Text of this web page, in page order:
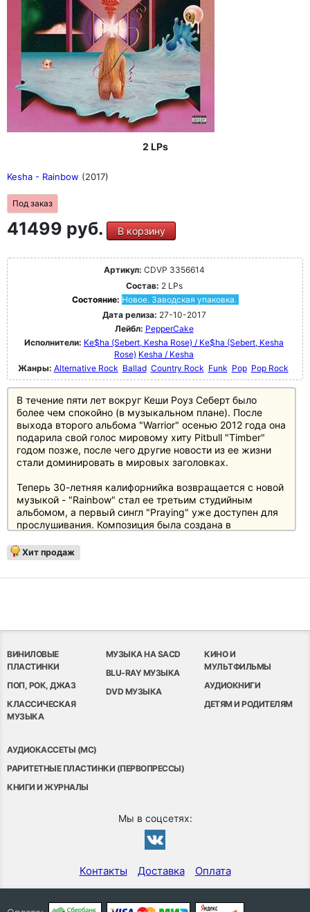
Альбом варьирует от самых небесных высот до
эмоциональных минимумов. В центре всего этого
неизменно стоит пылкая уверенность Кеши в себе,
сочетающаяся с блестящими фразами "F**k Off",
танцевальным грувом и напоминаниями о том, что не
стоит обращать так много внимания на ненавистников.
В некоторых песнях, написанных под влиянием рэпа,
она демонстрирует свое мастерство скорострельного
лирического оружия, в то время как в других
композициях появляются элементы фолка.
Завершают альбом "High Road" dream-pop ода дружбе
2 LPs
Kesha - Rainbow (2017)
Под заказ
41499 руб. В корзину
Артикул: CDVP 3356614
Состав: 2 LPs
Состояние: Новое. Заводская упаковка.
Дата релиза: 27-10-2017
Лейбл: PepperCake
Исполнители: Ke$ha (Sebert, Kesha Rose) / Ke$ha (Sebert, Kesha
Rose) Kesha / Kesha
Жанры: Alternative Rock Ballad Country Rock Funk Pop Pop Rock
В течение пяти лет вокруг Кеши Роуз Себерт было
более чем спокойно (в музыкальном плане). После
выхода второго альбома "Warrior" осенью 2012 года она
подарила свой голос мировому хиту Pitbull "Timber"
годом позже, после чего другие новости из ее жизни
стали доминировать в мировых заголовках.
Теперь 30-летняя калифорнийка возвращается с новой
музыкой - "Rainbow" стал ее третьим студийным
альбомом, а первый сингл "Praying" уже доступен для
прослушивания. Композиция была создана в
Ryan Lewis), Беном Абрахамом (Secretly Canadian) и
Эндрю Джослином (Mark Lanegan и др.); Льюис также
десятку лучших хитов в американских чартах Billboard
и на сегодняшний день продала более тринадцати
миллионов альбомов по всему миру.
Хит продаж
ВИНИЛОВЫЕ
ПЛАСТИНКИ
ПОП, РОК, ДЖАЗ
КЛАССИЧЕСКАЯ
МУЗЫКА
МУЗЫКА НА SACD
BLU-RAY МУЗЫКА
DVD МУЗЫКА
КИНО И
МУЛЬТФИЛЬМЫ
АУДИОКНИГИ
ДЕТЯМ И РОДИТЕЛЯМ
АУДИОКАССЕТЫ (MC)
РАРИТЕТНЫЕ ПЛАСТИНКИ (ПЕРВОПРЕССЫ)
КНИГИ И ЖУРНАЛЫ
Мы в соцсетях:
Контакты Доставка Оплата